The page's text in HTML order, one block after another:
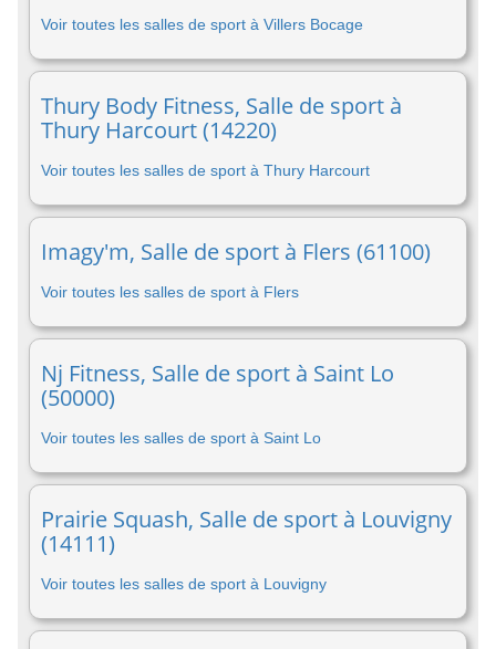
Voir toutes les salles de sport à Villers Bocage
Thury Body Fitness, Salle de sport à
Thury Harcourt (14220)
Voir toutes les salles de sport à Thury Harcourt
Imagy'm, Salle de sport à Flers (61100)
Voir toutes les salles de sport à Flers
Nj Fitness, Salle de sport à Saint Lo
(50000)
Voir toutes les salles de sport à Saint Lo
Prairie Squash, Salle de sport à Louvigny
(14111)
Voir toutes les salles de sport à Louvigny